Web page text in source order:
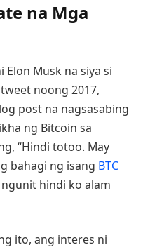
na Mga
Musk na siya si
noong 2017,
post na nagsasabing
ng Bitcoin sa
“Hindi totoo. May
bahagi ng isang BTC
hindi ko alam
ito, ang interes ni